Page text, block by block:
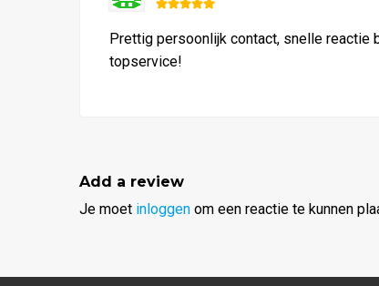
5uit 5
Prettig persoonlijk contact, snelle
topservice!
Add a review
Je moet inloggen om een reactie te kunnen